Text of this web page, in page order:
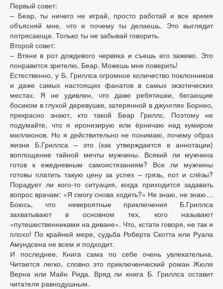
Первый совет:
– Беар, ты ничего не играй, просто работай и все время
объясняй мне, что и почему ты делаешь. Это выглядит
потрясающе. Только ты не забывай говорить.
Второй совет:
– Втяни в рот дождевого червяка и съешь его заживо. Это
понравится зрителю, Беар. Можешь мне поверить!
Естественно, у Б. Гриллса огромное количество поклонников
и даже самых настоящих фанатов в самых экзотических
местах. Я не удивлен, что даже ребятишки, бегающие
босиком в глухой деревушке, затерянной в джунглях Борнео,
прекрасно знают, кто такой Беар Гриллс. Поэтому не
подумайте, что я иронизирую или ёрничаю над кумиром
миллионов. Но я действительно не понимаю, почему образ
жизни Б.Гриллса – это (как утверждается в аннотации)
воплощение тайной мечты мужчины. Всякий ли мужчина
готов к ежедневным самоистязаниям? Все ли мужчины
готовы платить такую цену за успех – грязь, пот и слёзы?
Порадует ли кого-то ситуация, когда приходится задавать
вопрос врачам: «Я смогу снова ходить?» Не знаю, не знаю…
Боюсь, что невероятные приключения Б.Гриллса
захватывают в основном тех, кого называют
«путешественниками на диване». Что, кстати говоря, не так и
плохо! По крайней мере, судьба Роберта Скотта или Руала
Амундсена не всем и подходит.
И последнее. Книга сама по себе очень увлекательна.
Читается легко, словно это приключенческий роман Жюля
Верна или Майн Рида. Вряд ли книга Б. Гриллса оставит
читателя равнодушным.